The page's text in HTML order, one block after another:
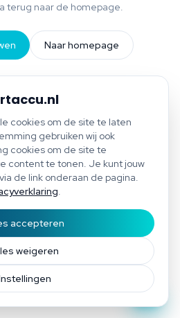
jaar
afspraak
cookies om de site te laten
gebruiken wij ook
cookies om de site te
content te tonen. Je kunt jouw
de link onderaan de pagina.
.
weigeren
accepteren
terug naar de homepage.
Naar homepage